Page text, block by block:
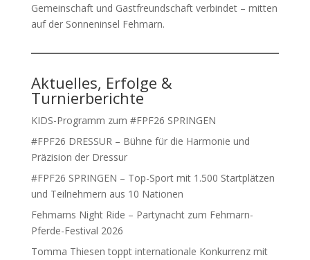
Gemeinschaft und Gastfreundschaft verbindet – mitten
auf der Sonneninsel Fehmarn.
Aktuelles, Erfolge &
Turnierberichte
KIDS-Programm zum #FPF26 SPRINGEN
#FPF26 DRESSUR – Bühne für die Harmonie und
Präzision der Dressur
#FPF26 SPRINGEN – Top-Sport mit 1.500 Startplätzen
und Teilnehmern aus 10 Nationen
Fehmarns Night Ride – Partynacht zum Fehmarn-
Pferde-Festival 2026
Tomma Thiesen toppt internationale Konkurrenz mit